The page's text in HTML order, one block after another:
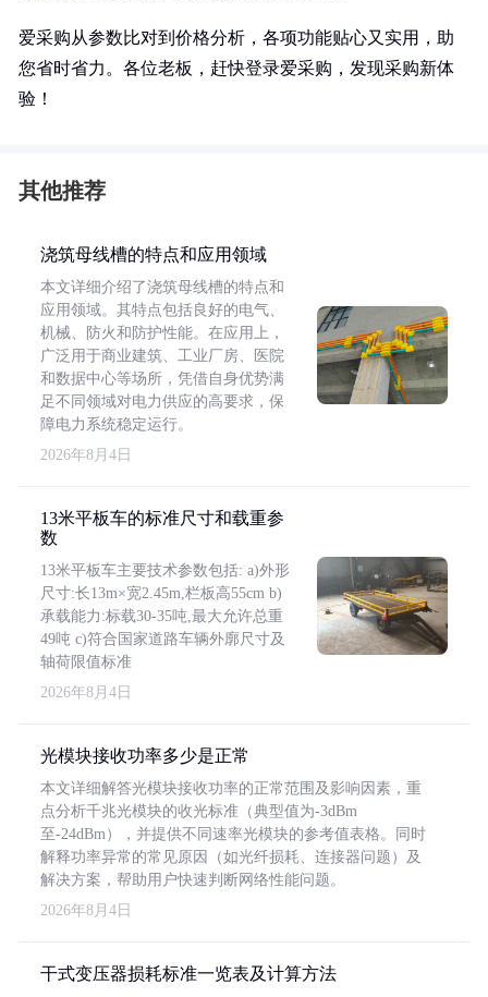
爱采购从参数比对到价格分析，各项功能贴心又实用，助
您省时省力。各位老板，赶快登录爱采购，发现采购新体
验！
其他推荐
浇筑母线槽的特点和应用领域
本文详细介绍了浇筑母线槽的特点和
应用领域。其特点包括良好的电气、
机械、防火和防护性能。在应用上，
广泛用于商业建筑、工业厂房、医院
和数据中心等场所，凭借自身优势满
足不同领域对电力供应的高要求，保
障电力系统稳定运行。
2026年8月4日
13米平板车的标准尺寸和载重参
数
13米平板车主要技术参数包括: a)外形
尺寸:长13m×宽2.45m,栏板高55cm b)
承载能力:标载30-35吨,最大允许总重
49吨 c)符合国家道路车辆外廓尺寸及
轴荷限值标准
2026年8月4日
光模块接收功率多少是正常
本文详细解答光模块接收功率的正常范围及影响因素，重
点分析千兆光模块的收光标准（典型值为-3dBm
至-24dBm），并提供不同速率光模块的参考值表格。同时
解释功率异常的常见原因（如光纤损耗、连接器问题）及
解决方案，帮助用户快速判断网络性能问题。
2026年8月4日
干式变压器损耗标准一览表及计算方法